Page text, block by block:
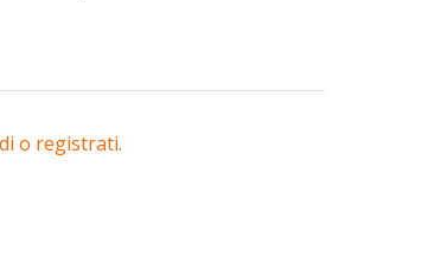
o registrati.